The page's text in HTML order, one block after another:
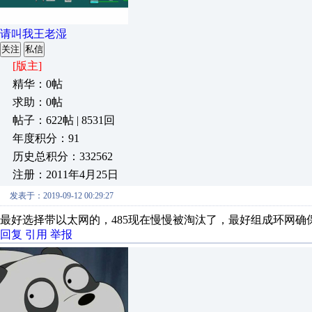
请叫我王老湿
关注 私信
[版主]
精华：0帖
求助：0帖
帖子：622帖 | 8531回
年度积分：91
历史总积分：332562
注册：2011年4月25日
发表于：2019-09-12 00:29:27
最好选择带以太网的，485现在慢慢被淘汰了，最好组成环网确
回复 引用 举报